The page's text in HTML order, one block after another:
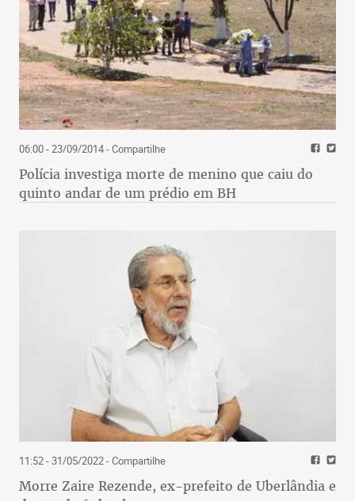
06:00 - 23/09/2014- Compartilhe
Polícia investiga morte de menino que caiu do
quinto andar de um prédio em BH
11:52 - 31/05/2022- Compartilhe
Morre Zaire Rezende, ex-prefeito de Uberlândia e